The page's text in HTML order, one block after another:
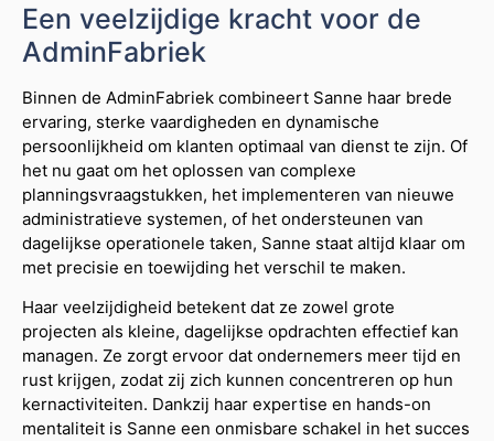
Een veelzijdige kracht voor de
AdminFabriek
Binnen de AdminFabriek combineert Sanne haar brede
ervaring, sterke vaardigheden en dynamische
persoonlijkheid om klanten optimaal van dienst te zijn. Of
het nu gaat om het oplossen van complexe
planningsvraagstukken, het implementeren van nieuwe
administratieve systemen, of het ondersteunen van
dagelijkse operationele taken, Sanne staat altijd klaar om
met precisie en toewijding het verschil te maken.
Haar veelzijdigheid betekent dat ze zowel grote
projecten als kleine, dagelijkse opdrachten effectief kan
managen. Ze zorgt ervoor dat ondernemers meer tijd en
rust krijgen, zodat zij zich kunnen concentreren op hun
kernactiviteiten. Dankzij haar expertise en hands-on
mentaliteit is Sanne een onmisbare schakel in het succes